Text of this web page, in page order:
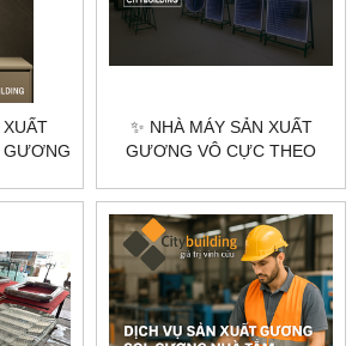
YÊU
✨ NHÀ MÁY SẢN XUẤT
GƯƠNG VÔ CỰC THEO
TPHCM – CITYBUILDING